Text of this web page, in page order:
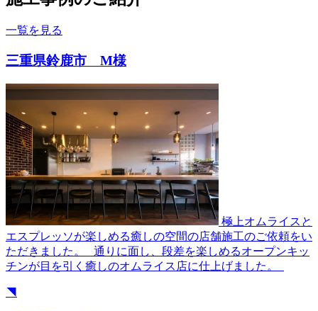
一覧を見る
三重県鈴鹿市 M様
極上オムライスと
エスプレッソが楽しめる癒しの空間の店舗施工のご依頼をい
ただきました。 通りに面し、段差を楽しめるオープンキッ
チンが目を引く癒しのオムライス店に仕上げました。
◥